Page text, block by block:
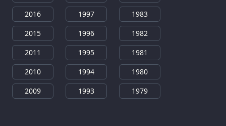
2016
2015
2011
2010
2009
1997
1996
1995
1994
1993
1983
1982
1981
1980
1979